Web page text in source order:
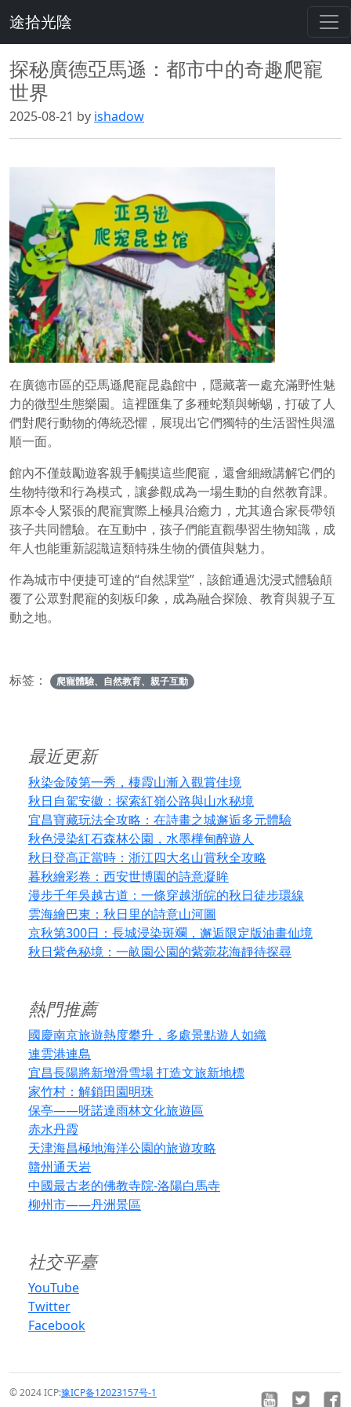
途拾光陰
探秘廣德亞馬遜：都市中的奇趣爬寵
世界
2025-08-21 by ishadow
在廣德市區的亞馬遜爬寵昆蟲館中，隱藏著一處充滿野性魅
力的微型生態樂園。這裡匯集了多種蛇類與蜥蜴，打破了人
們對爬行動物的傳統恐懼，展現出它們獨特的生活習性與溫
順一面。
館內不僅鼓勵遊客親手觸摸這些爬寵，還會細緻講解它們的
生物特徵和行為模式，讓參觀成為一場生動的自然教育課。
原本令人緊張的爬寵實際上極具治癒力，尤其適合家長帶領
孩子共同體驗。在互動中，孩子們能直觀學習生物知識，成
年人也能重新認識這類特殊生物的價值與魅力。
作為城市中便捷可達的“自然課堂”，該館通過沈浸式體驗顛
覆了公眾對爬寵的刻板印象，成為融合探險、教育與親子互
動之地。
标签： 爬寵體驗、自然教育、親子互動
最近更新
秋染金陵第一秀，棲霞山漸入觀賞佳境
秋日自駕安徽：探索紅嶺公路與山水秘境
宜昌寶藏玩法全攻略：在詩畫之城邂逅多元體驗
秋色浸染紅石森林公園，水墨樺甸醉遊人
秋日登高正當時：浙江四大名山賞秋全攻略
暮秋繪彩卷：西安世博園的詩意凝眸
漫步千年吳越古道：一條穿越浙皖的秋日徒步環線
雲海繪巴東：秋日里的詩意山河圖
京秋第300日：長城浸染斑斕，邂逅限定版油畫仙境
秋日紫色秘境：一畝園公園的紫菀花海靜待探尋
熱門推薦
國慶南京旅遊熱度攀升，多處景點遊人如織
連雲港連島
宜昌長陽將新增滑雪場 打造文旅新地標
家竹村：解鎖田園明珠
保亭——呀諾達雨林文化旅遊區
赤水丹霞
天津海昌極地海洋公園的旅遊攻略
贛州通天岩
中國最古老的佛教寺院-洛陽白馬寺
柳州市——丹洲景區
社交平臺
YouTube
Twitter
Facebook
© 2024 ICP:豫ICP备12023157号-1